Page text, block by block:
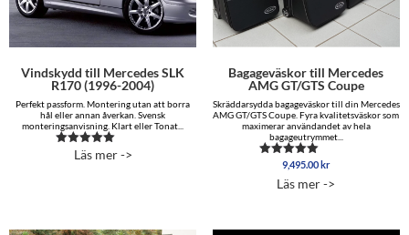
Vindskydd till Mercedes SLK
R170 (1996-2004)
Perfekt passform. Montering utan att borra
hål eller annan åverkan. Svensk
monteringsanvisning. Klart eller Tonat...
Betygsatt
Läs mer ->
Bagageväskor till Mercedes
AMG GT/GTS Coupe
Skräddarsydda bagageväskor till din Mercedes
AMG GT/GTS Coupe. Fyra kvalitetsväskor som
maximerar användandet av hela
bagageutrymmet...
Betygsatt
av 5
9,495.00kr
Läs mer ->